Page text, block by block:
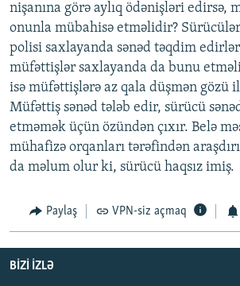
nişanına görə aylıq ödənişləri edirsə,
onunla mübahisə etməlidir?
polisi saxlayanda sənəd təqdim
müfəttişlər saxlayanda da bunu
isə müfəttişlərə az qala düşmən gözü
Müfəttiş sənəd tələb edir, sürücü
etməmək üçün özündən çıxır. Belə
mühafizə orqanları tərəfindən
da məlum olur ki, sürücü haqsız imiş.
Paylaş VPN-siz açmaq
BIZI IZLƏ